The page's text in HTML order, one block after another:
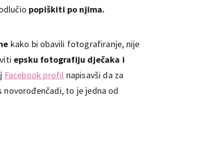
popiškiti po njima.
kako bi obavili fotografiranje, nije
epsku fotografiju dječaka i
Facebook profil napisavši da za
to je jedna od